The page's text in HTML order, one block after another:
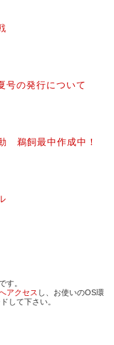
の発行について
鵜飼最中作成中！
す。
アクセス し、お使いのOS環
して下さい。